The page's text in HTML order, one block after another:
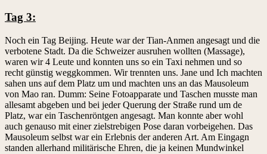
Tag 3:
Noch ein Tag Beijing. Heute war der Tian-Anmen angesagt und die
verbotene Stadt. Da die Schweizer ausruhen wollten (Massage),
waren wir 4 Leute und konnten uns so ein Taxi nehmen und so
recht günstig weggkommen. Wir trennten uns. Jane und Ich machten
sahen uns auf dem Platz um und machten uns an das Mausoleum
von Mao ran. Dumm: Seine Fotoapparate und Taschen musste man
allesamt abgeben und bei jeder Querung der Straße rund um de
Platz, war ein Taschenröntgen angesagt. Man konnte aber wohl
auch genauso mit einer zielstrebigen Pose daran vorbeigehen. Das
Mausoleum selbst war ein Erlebnis der anderen Art. Am Eingagn
standen allerhand militärische Ehren, die ja keinen Mundwinkel